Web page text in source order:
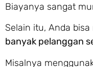
Biayanya sangat
Selain itu, Anda bisa
banyak pelanggan
Misalnya